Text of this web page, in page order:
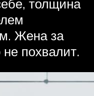
толщина
Жена за
похвалит.